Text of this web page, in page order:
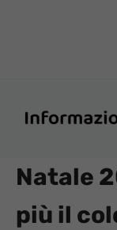
Natale
più il